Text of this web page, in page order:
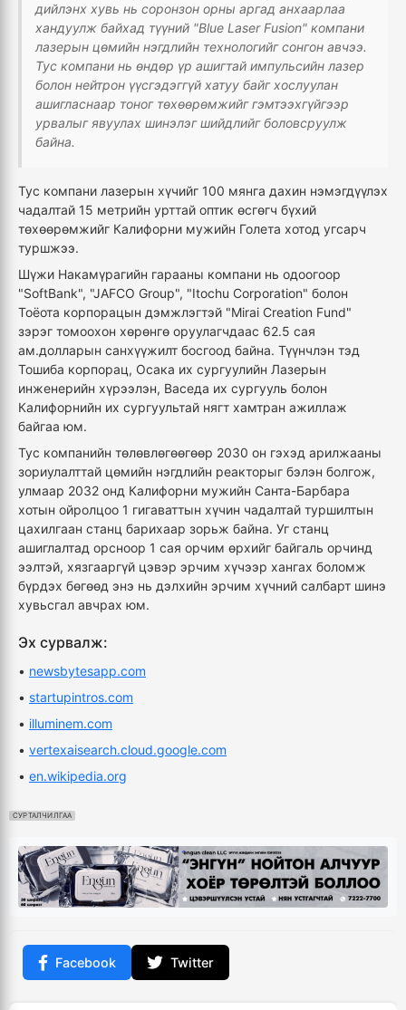
дийлэнх хувь нь соронзон орны аргад анхаарлаа
хандуулж байхад түүний "Blue Laser Fusion" компани
лазерын цөмийн нэгдлийн технологийг сонгон авчээ.
Тус компани нь өндөр үр ашигтай импульсийн лазер
болон нейтрон үүсгэдэггүй хатуу байг хослуулан
ашигласнаар тоног төхөөрөмжийг гэмтээхгүйгээр
урвалыг явуулах шинэлэг шийдлийг боловсруулж
байна.
Тус компани лазерын хүчийг 100 мянга дахин нэмэгдүүлэх
чадалтай 15 метрийн урттай оптик өсгөгч бүхий
төхөөрөмжийг Калифорни мужийн Голета хотод угсарч
туршжээ.
Шүжи Накамүрагийн гарааны компани нь одоогоор
"SoftBank", "JAFCO Group", "Itochu Corporation" болон
Тоёота корпорацын дэмжлэгтэй "Mirai Creation Fund"
зэрэг томоохон хөрөнгө оруулагчдаас 62.5 сая
ам.долларын санхүүжилт босгоод байна. Түүнчлэн тэд
Тошиба корпорац, Осака их сургуулийн Лазерын
инженерийн хүрээлэн, Васеда их сургууль болон
Калифорнийн их сургуультай нягт хамтран ажиллаж
байгаа юм.
Тус компанийн төлөвлөгөөгөөр 2030 он гэхэд арилжааны
зориулалттай цөмийн нэгдлийн реакторыг бэлэн болгож,
улмаар 2032 онд Калифорни мужийн Санта-Барбара
хотын ойролцоо 1 гигаваттын хүчин чадалтай туршилтын
цахилгаан станц барихаар зорьж байна. Уг станц
ашиглалтад орсноор 1 сая орчим өрхийг байгаль орчинд
ээлтэй, хязгааргүй цэвэр эрчим хүчээр хангах боломж
бүрдэх бөгөөд энэ нь дэлхийн эрчим хүчний салбарт шинэ
хувьсгал авчрах юм.
Эх сурвалж:
• newsbytesapp.com
• startupintros.com
• illuminem.com
• vertexaisearch.cloud.google.com
• en.wikipedia.org
СУРТАЛЧИЛГАА
Facebook Twitter